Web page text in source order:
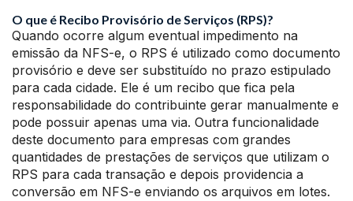
O que é Recibo Provisório de Serviços (RPS)?
Quando ocorre algum eventual impedimento na
emissão da NFS-e, o RPS é utilizado como documento
provisório e deve ser substituído no prazo estipulado
para cada cidade. Ele é um recibo que fica pela
responsabilidade do contribuinte gerar manualmente e
pode possuir apenas uma via. Outra funcionalidade
deste documento para empresas com grandes
quantidades de prestações de serviços que utilizam o
RPS para cada transação e depois providencia a
conversão em NFS-e enviando os arquivos em lotes.